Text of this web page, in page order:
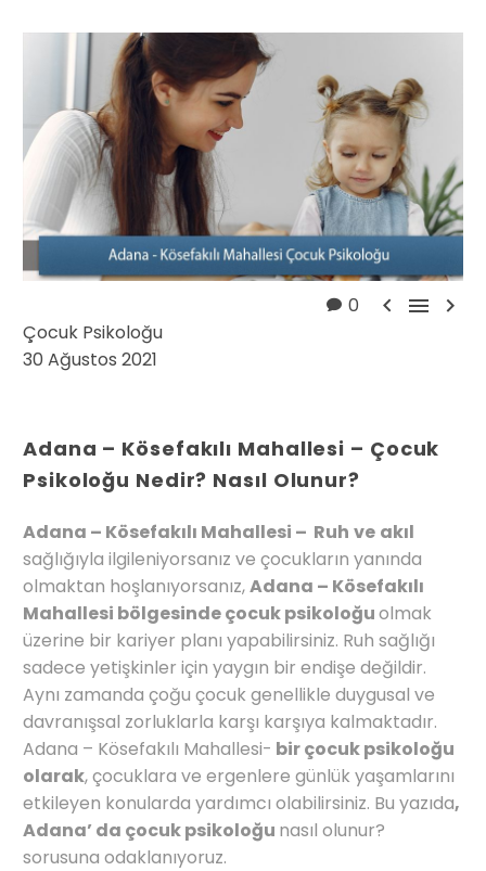
0   
Çocuk Psikoloğu
30 Ağustos 2021
Adana – Kösefakılı Mahallesi – Çocuk
Psikoloğu Nedir? Nasıl Olunur?
Adana – Kösefakılı Mahallesi – Ruh ve akıl
sağlığıyla ilgileniyorsanız ve çocukların yanında
olmaktan hoşlanıyorsanız,Adana – Kösefakılı
Mahallesi bölgesinde çocuk psikoloğuolmak
üzerine bir kariyer planı yapabilirsiniz. Ruh sağlığı
sadece yetişkinler için yaygın bir endişe değildir.
Aynı zamanda çoğu çocuk genellikle duygusal ve
davranışsal zorluklarla karşı karşıya kalmaktadır.
Adana – Kösefakılı Mahallesi- bir çocuk psikoloğu
olarak, çocuklara ve ergenlere günlük yaşamlarını
etkileyen konularda yardımcı olabilirsiniz. Bu yazıda,
Adana’ da çocuk psikoloğu nasıl olunur?
sorusuna odaklanıyoruz.